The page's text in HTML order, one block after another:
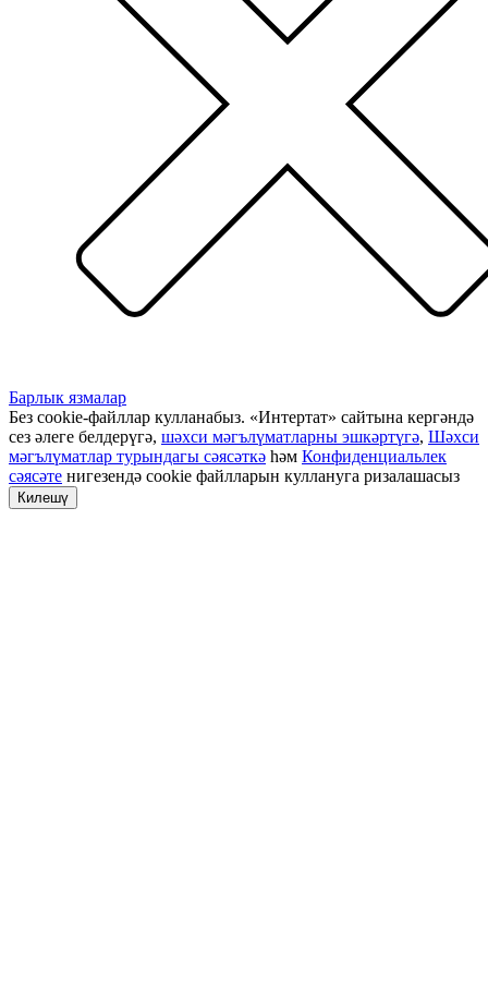
Барлык язмалар
Без cookie-файллар кулланабыз. «Интертат» сайтына кергәндә
сез әлеге белдерүгә, шәхси мәгълүматларны эшкәртүгә, Шәхси
мәгълүматлар турындагы сәясәткә һәм Конфиденциальлек
сәясәте нигезендә cookie файлларын куллануга ризалашасыз
Килешү